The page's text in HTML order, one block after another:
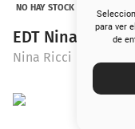
para ver
de
NO HAY STOCK
EDT Nina Ricci
Nina Ricci
5. corrector
6. rubor